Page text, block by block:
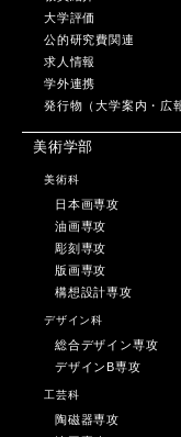
大学評価
公的研究費関連
求人情報
学外連携
発行物（大学案内・広
美術学部
美術科
日本画専攻
油画専攻
彫刻専攻
版画専攻
構想設計専攻
デザイン科
総合デザイン専攻
デザインB専攻
工芸科
陶磁器専攻